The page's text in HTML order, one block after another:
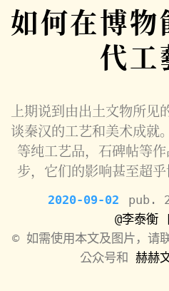
如何在博
代工
上期说到由出土文物所
谈秦汉的工艺和美术成就
等纯工艺品，石碑帖等
步，它们的影响甚至超乎
2020-09-02 pub.
@李泰衡
©️如需使用本文及图片，请
公众号和 赫赫